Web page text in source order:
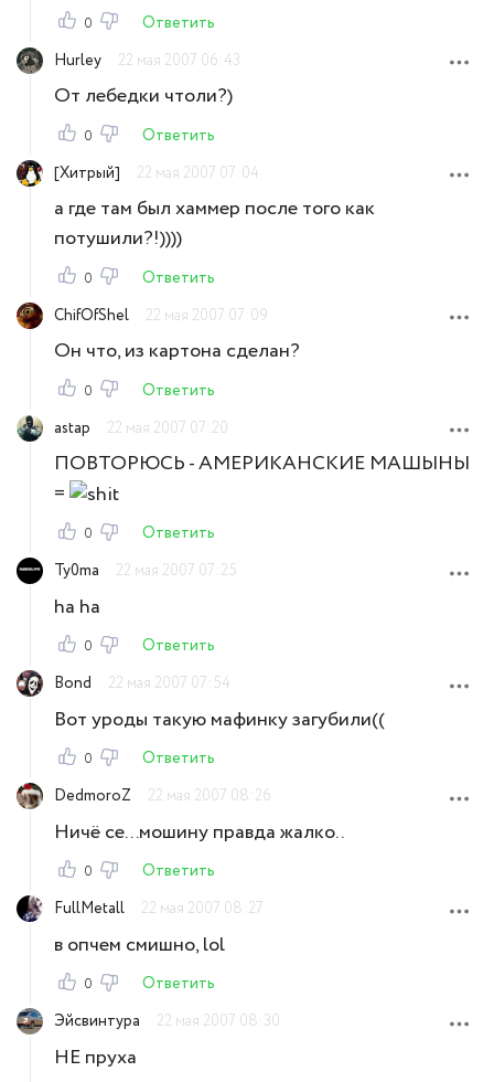
0
Ответить
Hurley
22 мая 2007 06:43
От лебедки чтоли?)
0
Ответить
[Хитрый]
22 мая 2007 07:04
а где там был хаммер после того как
потушили?!))))
0
Ответить
ChifOfShel
22 мая 2007 07:09
Он что, из картона сделан?
0
Ответить
astap
22 мая 2007 07:20
ПОВТОРЮСЬ - АМЕРИКАНСКИЕ МАШЫНЫ
=
0
Ответить
Ty0ma
22 мая 2007 07:25
ha ha
0
Ответить
Bond
22 мая 2007 07:54
Вот уроды такую мафинку загубили((
0
Ответить
DedmoroZ
22 мая 2007 08:26
Ничё се...мошину правда жалко..
0
Ответить
FullMetall
22 мая 2007 08:27
в опчем смишно, lol
0
Ответить
Эйсвинтура
22 мая 2007 08:30
НЕ пруха